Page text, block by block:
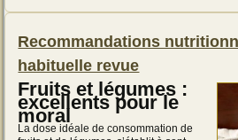
Recommandations
habituelle revue
Fruits et légumes :
excellents pour le
moral
La dose idéale de consommation de